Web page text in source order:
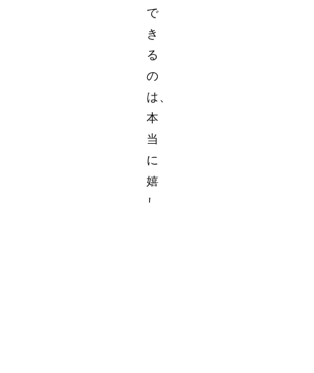
で
き
る
の
は、
本
当
に
嬉
し